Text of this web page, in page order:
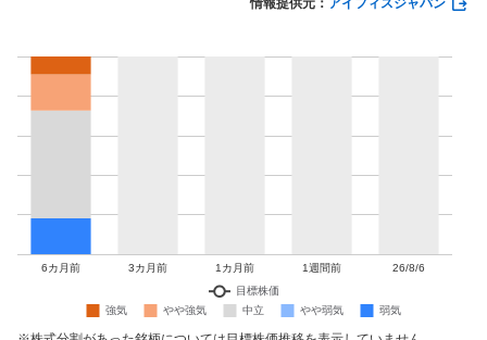
情報提供元： アイフィスジャパン